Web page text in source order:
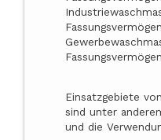
Einsatzgebiete
sind unter
und die